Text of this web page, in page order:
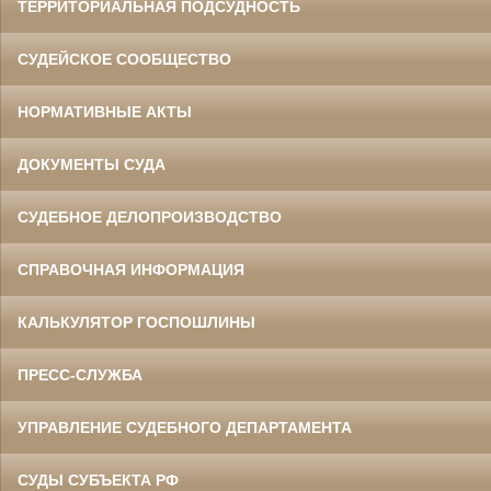
в период с 1969 по 1994 гг.
Данилов Василий Степанович
Председатель Белгородского
в период с 1960 по 1973 гг.
ТЕРРИТОРИАЛЬНАЯ ПОДСУДНОСТЬ
СУДЕЙСКОЕ СООБЩЕСТВО
НОРМАТИВНЫЕ АКТЫ
ДОКУМЕНТЫ СУДА
СУДЕБНОЕ ДЕЛОПРОИЗВОДСТВО
СПРАВОЧНАЯ ИНФОРМАЦИЯ
КАЛЬКУЛЯТОР ГОСПОШЛИНЫ
ПРЕСС-СЛУЖБА
УПРАВЛЕНИЕ СУДЕБНОГО ДЕПАРТАМЕНТА
СУДЫ СУБЪЕКТА РФ